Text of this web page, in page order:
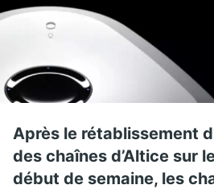
Après le rétablissement
des chaînes d’Altice sur
début de semaine, les